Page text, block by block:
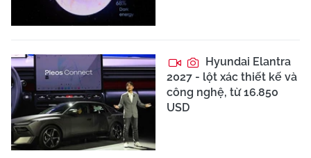
Hyundai Elantra
2027 - lột xác thiết kế và
công nghệ, từ 16.850
USD